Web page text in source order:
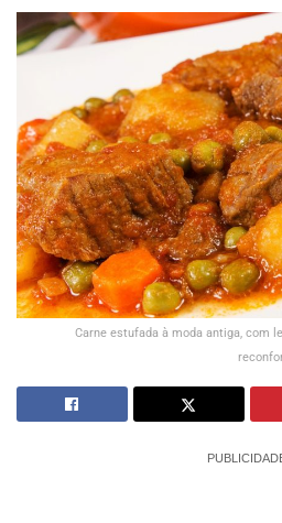
Carne estufada à moda antiga, com